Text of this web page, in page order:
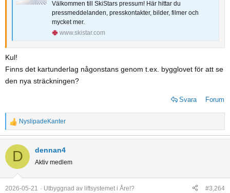
Välkommen till SkiStars pressum! Här hittar du
pressmeddelanden, presskontakter, bilder, filmer och
mycket mer.
www.skistar.com
Kul!
Finns det kartunderlag någonstans genom t.ex. bygglovet för att se
den nya sträckningen?
Svara Forum
R
e
a
t
i
o
NyslipadeKanter
D dennan4
Aktiv medlem
2026-05-21 Utbyggnad av liftsystemet i Åre!? #3,264